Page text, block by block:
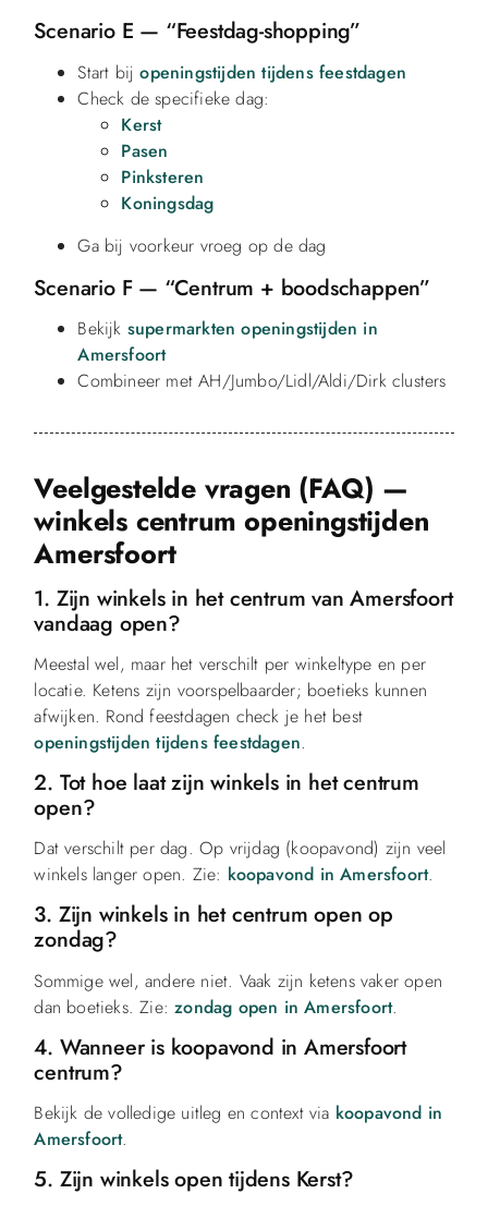
Scenario E — “Feestdag-shopping”
Start bijopeningstijden tijdens feestdagen
Check de specifieke dag:
Kerst
Pasen
Pinksteren
Koningsdag
Ga bij voorkeur vroeg op de dag
Scenario F — “Centrum + boodschappen”
Bekijk supermarkten openingstijden in
Amersfoort
Combineer met AH/Jumbo/Lidl/Aldi/Dirk clusters
Veelgestelde vragen (FAQ) —
winkels centrum openingstijden
Amersfoort
1. Zijn winkels in het centrum van Amersfoort
vandaag open?
Meestal wel, maar het verschilt per winkeltype en per
locatie. Ketens zijn voorspelbaarder; boetieks kunnen
afwijken. Rond feestdagen check je het best
openingstijden tijdens feestdagen.
2. Tot hoe laat zijn winkels in het centrum
open?
Dat verschilt per dag. Op vrijdag (koopavond) zijn veel
winkels langer open. Zie: koopavond in Amersfoort.
3. Zijn winkels in het centrum open op
zondag?
Sommige wel, andere niet. Vaak zijn ketens vaker open
dan boetieks. Zie:zondag open in Amersfoort.
4. Wanneer is koopavond in Amersfoort
centrum?
Bekijk de volledige uitleg en context via koopavond in
Amersfoort.
5. Zijn winkels open tijdens Kerst?